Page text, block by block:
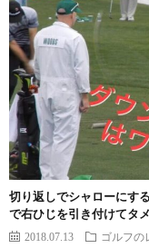
切り返しでシャローにす
で右ひじを引き付けてタ
2018.07.13 ゴルフの